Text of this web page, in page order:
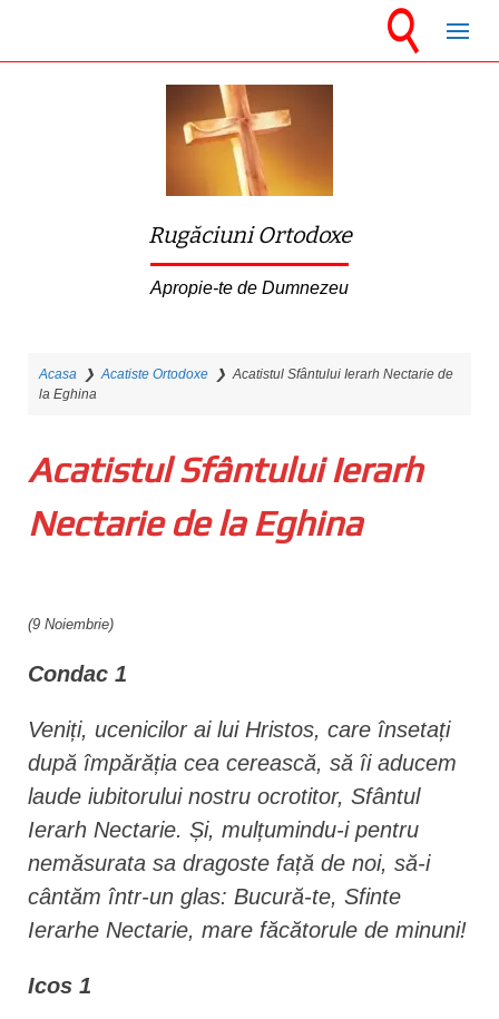
Rugăciuni Ortodoxe
Apropie-te de Dumnezeu
Acasa ❯Acatiste Ortodoxe ❯Acatistul Sfântului Ierarh Nectarie de
la Eghi­na
Acatistul Sfântului Ierarh
Nectarie de la Eghi­na
(9 Noiembrie)
Condac 1
Veniți, ucenicilor ai lui Hristos, care însetați
după împărăția cea cerească, să îi aducem
laude iubitorului nostru ocro­titor, Sfântul
Ierarh Nectarie. Și, mulțumindu-i pentru
nemăsurata sa dragoste față de noi, să-i
cântăm într-un glas: Bucură-te, Sfinte
Ierarhe Nectarie, mare făcătorule de minuni!
Icos 1